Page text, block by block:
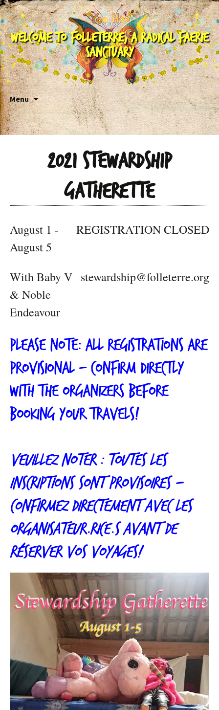
Welcome to Folleterre, a Radical Faerie
Sanctuary
Menu
Skip to content
2021 Stewardship
Gatherette
REGISTRATION CLOSED
August 1 -
August 5
stewardship@folleterre.org
With Baby V
& Noble
Endeavour
PLEASE NOTE: ALL REGISTRATIONS ARE
PROVISIONAL – CONFIRM DIRECTLY
WITH THE ORGANIZERS BEFORE
BOOKING YOUR TRAVELS!
VEUILLEZ NOTER : TOUTES LES
INSCRIPTIONS SONT PROVISOIRES –
CONFIRMEZ DIRECTEMENT AVEC LES
ORGANISATEUR.RICE.S AVANT DE
RÉSERVER VOS VOYAGES!